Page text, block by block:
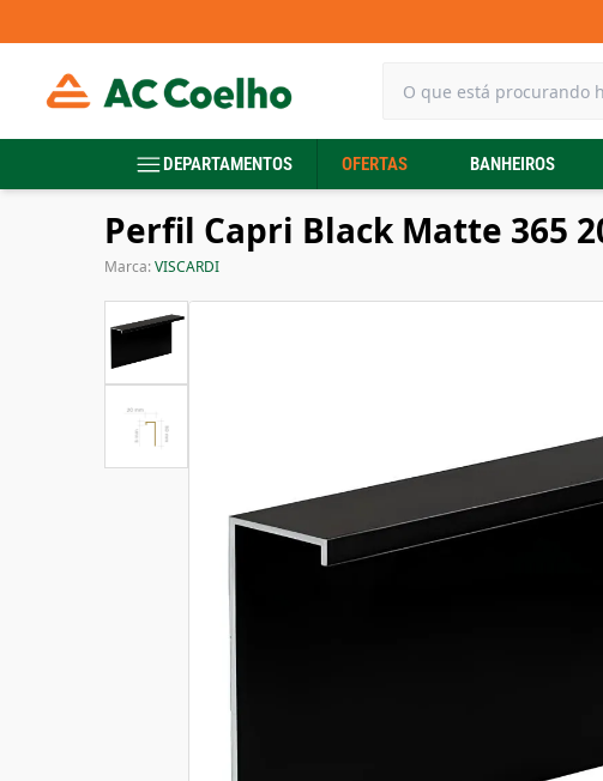
DEPARTAMENTOS OFERTAS BANHEIROS
Perfil Capri Black Matte 365
Marca:VISCARDI